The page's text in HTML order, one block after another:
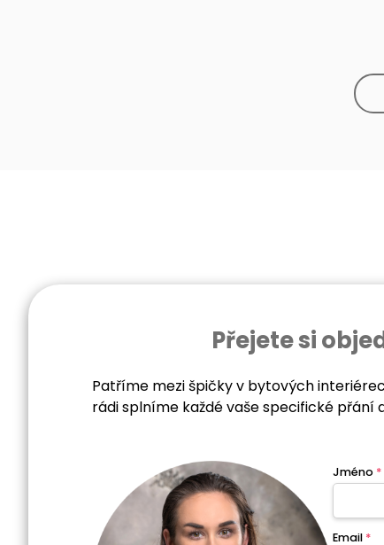
Přejete si
Patříme mezi špičky v bytových
rádi splníme každé vaše specifické přání
Jméno *
Email *